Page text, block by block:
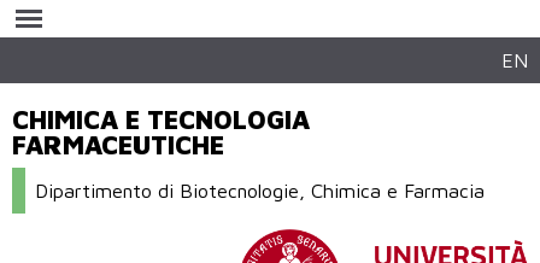
contenuto
EN
CHIMICA E TECNOLOGIA
FARMACEUTICHE
Dipartimento di Biotecnologie, Chimica e Farmacia